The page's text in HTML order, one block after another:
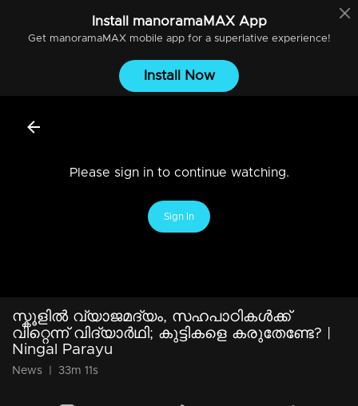
Install manoramaMAXApp
Get manoramaMAXmobile app for a superlative experience!
Install Now
Please sign in to continue watching.
Sign In
സ്കൂളില്‍ വ്യാജമദ്യം, സഹപാഠികള്‍ക്ക്
വിറ്റെന്ന് വിദ്യാര്‍ഥി; കുട്ടികളെ കരുതേണ്ടേ? |
Ningal Parayu
News 33m 11s